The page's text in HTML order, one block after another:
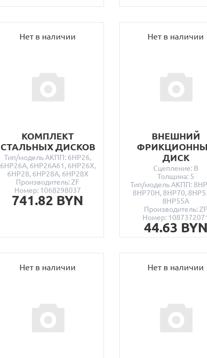
Нет в наличии
КОМПЛЕКТ
СТАЛЬНЫХ ДИСКОВ
Тип/модель АКПП: 6HP26,
6HP26A, 6HP26A61, 6HP26X,
6HP28, 6HP28A, 6HP28X
Производитель: ZF
Номер: 1068298037
741.82 BYN
Нет в наличии
ВНЕШНИЙ
ДИСК
Сцепление: B
Толщина: 5
Тип/модель АКПП:
8HP70H, 8HP70,
8HP55A
Производитель: ZF
Номер:
44.63
Нет в наличии Нет в наличии